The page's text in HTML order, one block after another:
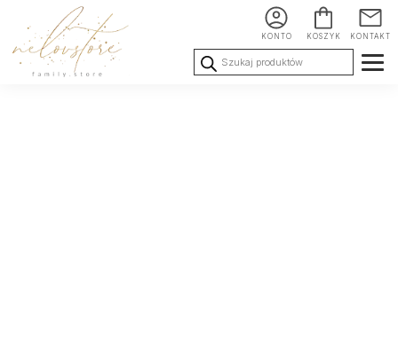
KONTO KOSZYK KONTAKT
Wyszukiwarka
produktów